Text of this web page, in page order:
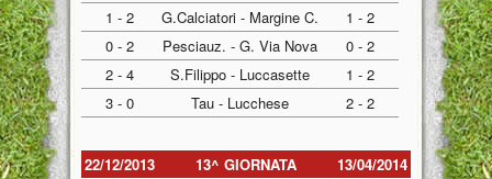
1 - 2
G.Calciatori - Margine C.
1 - 2
0 - 2
Pesciauz. - G. Via Nova
0 - 2
2 - 4
S.Filippo - Luccasette
1 - 2
3 - 0
Tau - Lucchese 2 - 2
22/12/2013 13^ GIORNATA
13/04/2014